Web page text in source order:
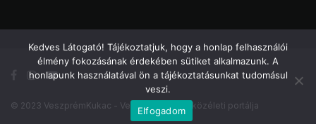
© 2023 VeszprémKukac - Veszprém online közéleti portálja
Kedves Látogató! Tájékoztatjuk, hogy a honlap felhasználói
élmény fokozásának érdekében sütiket alkalmazunk. A
honlapunk használatával ön a tájékoztatásunkat tudomásul
veszi.
Elfogadom